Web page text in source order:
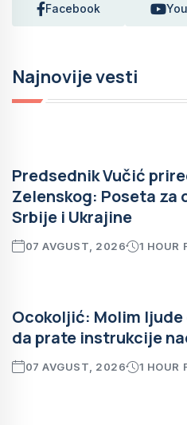
Facebook
Najnovije vesti
Predsednik Vučić
Zelenskog: Poseta za
Srbije i Ukrajine
07 AVGUST, 2026 1 HOUR
Ocokoljić: Molim ljude
da prate instrukcije
07 AVGUST, 2026 1 HOUR